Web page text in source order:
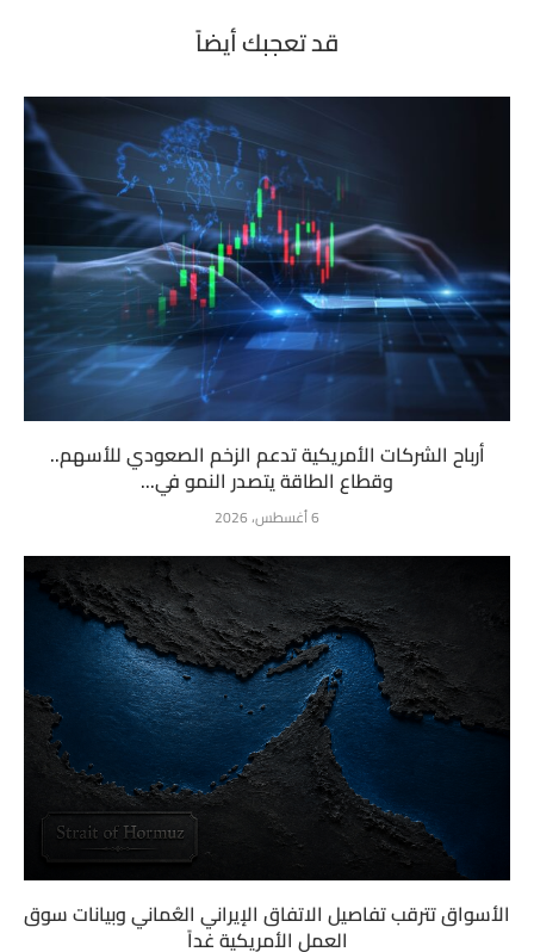
قد تعجبك أيضاً
أرباح الشركات الأمريكية تدعم الزخم الصعودي للأسهم..
وقطاع الطاقة يتصدر النمو في...
6 أغسطس، 2026
الأسواق تترقب تفاصيل الاتفاق الإيراني العُماني وبيانات سوق
العمل الأمريكية غداً